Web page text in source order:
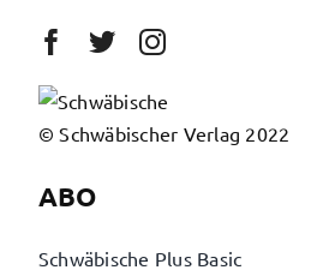
© Schwäbischer Verlag 2022
ABO
Schwäbische Plus Basic